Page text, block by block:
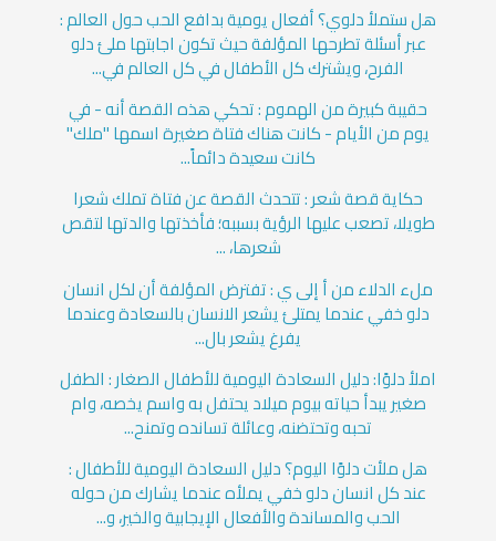
هل ستملأ دلوي؟ أفعال يومية بدافع الحب حول العالم :
عبر أسئلة تطرحها المؤلفة حيث تكون اجابتها ملئ دلو
الفرح، ويشترك كل الأطفال في كل العالم في...
حقيبة كبيرة من الهموم : تحكي هذه القصة أنه - في
يوم من الأيام - كانت هناك فتاة صغيرة اسمها "ملك"
كانت سعيدة دائماً...
حكاية قصة شعر : تتحدث القصة عن فتاة تملك شعرا
طويلا، تصعب عليها الرؤية بسببه؛ فأخذتها والدتها لتقص
شعرها، ...
ملء الدلاء من أ إلى ي : تفترض المؤلفة أن لكل انسان
دلو خفي عندما يمتلئ يشعر الانسان بالسعادة وعندما
يفرغ يشعر بال...
املأ دلوًا: دليل السعادة اليومية للأطفال الصغار : الطفل
صغير يبدأ حياته بيوم ميلاد يحتفل به واسم يخصه، وام
تحبه وتحتضنه، وعائلة تسانده وتمنح...
هل ملأت دلوًا اليوم؟ دليل السعادة اليومية للأطفال :
عند كل انسان دلو خفي يملأه عندما يشارك من حوله
الحب والمساندة والأفعال الإيجابية والخير، و...